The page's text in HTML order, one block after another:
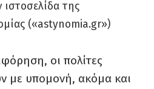
της
(«astynomia.gr»)
οι πολίτες
με υπομονή, ακόμα και